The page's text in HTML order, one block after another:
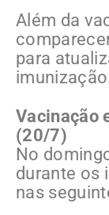
Além da
para
Vacinação
(20/7)
No
durante os
nas